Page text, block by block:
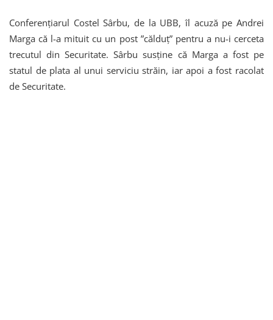
Conferenţiarul Costel Sârbu, de la UBB, îl acuză pe Andrei
Marga că l-a mituit cu un post ”călduț” pentru a nu-i cerceta
trecutul din Securitate. Sârbu susține că Marga a fost pe
statul de plata al unui serviciu străin, iar apoi a fost racolat
de Securitate.